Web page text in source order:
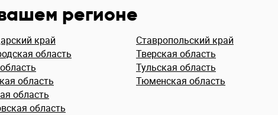
регионе
край
область
область
область
область
Ставропольский край
Тверская область
Тульская область
Тюменская область